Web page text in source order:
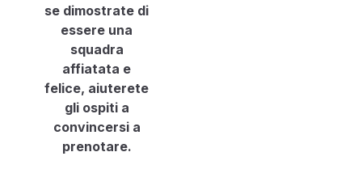
se dimostrate di
essere una
squadra
affiatata e
felice, aiuterete
gli ospiti a
convincersi a
prenotare.